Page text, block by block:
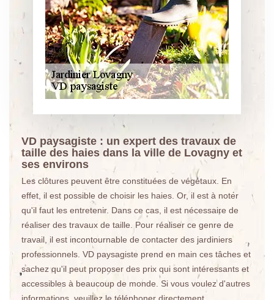
VD paysagiste : un expert des travaux de
taille des haies dans la ville de Lovagny et
ses environs
Les clôtures peuvent être constituées de végétaux. En
effet, il est possible de choisir les haies. Or, il est à noter
qu'il faut les entretenir. Dans ce cas, il est nécessaire de
réaliser des travaux de taille. Pour réaliser ce genre de
travail, il est incontournable de contacter des jardiniers
professionnels. VD paysagiste prend en main ces tâches et
sachez qu'il peut proposer des prix qui sont intéressants et
accessibles à beaucoup de monde. Si vous voulez d'autres